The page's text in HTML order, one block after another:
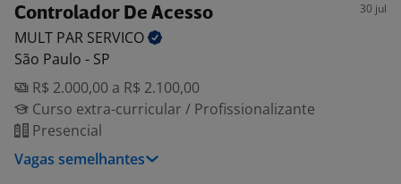
Controlador De Acesso 30 jul
MULT PAR SERVICO
São Paulo - SP
R$ 2.000,00 a R$ 2.100,00
Curso extra-curricular / Profissionalizante
Presencial
Vagas semelhantes